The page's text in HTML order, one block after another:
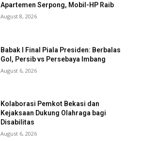
Apartemen Serpong, Mobil-HP Raib
August 8, 2026
Babak I Final Piala Presiden: Berbalas
Gol, Persib vs Persebaya Imbang
August 6, 2026
Kolaborasi Pemkot Bekasi dan
Kejaksaan Dukung Olahraga bagi
Disabilitas
August 6, 2026